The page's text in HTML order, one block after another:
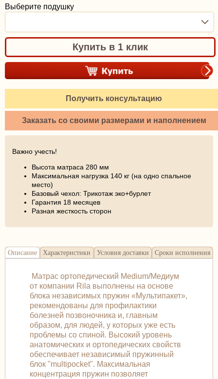
Выберите подушку
Купить в 1 клик
Получить консультацию
Заказать со своими размерами и наполнением
Важно учесть!
Высота матраса 280 мм
Максимальная нагрузка 140 кг (на одно спальное
место)
Базовый чехол: Трикотаж эко+бурлет
Гарантия 18 месяцев
Разная жесткость сторон
Описание Характеристики Условия доставки Сроки исполнения
Матрас ортопедический Medium/Медиум
от компании Rila выполнены на основе
блока независимых пружин «Мультипакет»,
рекомендованы для профилактики
болезней позвоночника и, главным
образом, для людей, у которых уже есть
проблемы со спиной. Высокий уровень
анатомических и ортопедических свойств
обеспечивает независимый пружинный
блок "multipocket". Максимальная
концентрация пружин позволяет